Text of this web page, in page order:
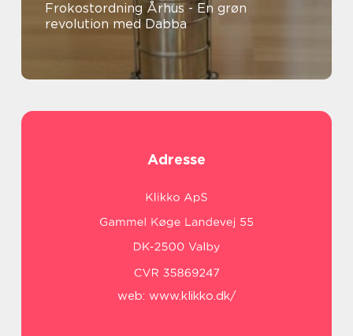
Frokostordning Århus - En grøn
revolution med Dabba
Adresse
web: www.klikko.dk/